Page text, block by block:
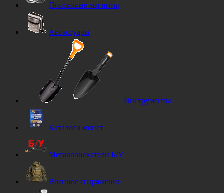
Поисковые магниты
Аксессуары
Инструменты
Каталоги монет
Металлоискатели Б/У
Военное снаряжение